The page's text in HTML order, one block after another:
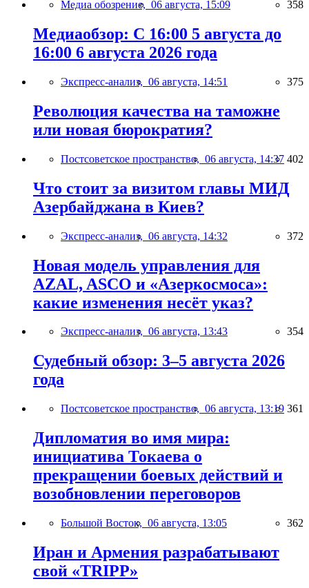
Медиа обозрение, 06 августа, 15:09 358
Медиаобзор: С 16:00 5 августа до
16:00 6 августа 2026 года
Экспресс-анализ, 06 августа, 14:51 375
Революция качества на таможне
или новая бюрократия?
Постсоветское пространство, 06 августа, 14:37 402
Что стоит за визитом главы МИД
Азербайджана в Киев?
Экспресс-анализ, 06 августа, 14:32 372
Новая модель управления для
AZAL, ASCO и «Азеркосмоса»:
какие изменения несёт указ?
Экспресс-анализ, 06 августа, 13:43 354
Судебный обзор: 3–5 августа 2026
года
Постсоветское пространство, 06 августа, 13:19 361
Дипломатия во имя мира:
инициатива Токаева о
прекращении боевых действий и
возобновлении переговоров
Большой Восток, 06 августа, 13:05 362
Иран и Армения разрабатывают
свой «TRIPP»